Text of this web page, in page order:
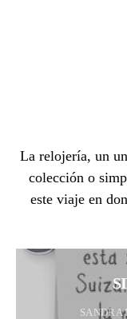
La relojería, un
colección o
este viaje en
SANDRA